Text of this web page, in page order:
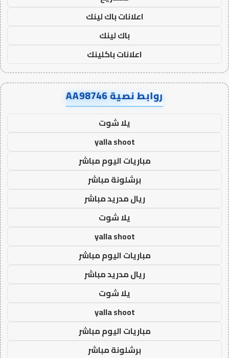
اعلانات باك لينك
باك لينك
اعلانات باكلينك
روابط نصية AA98746
يلا شوت
yalla shoot
مباريات اليوم مباشر
برشلونة مباشر
ريال مدريد مباشر
يلا شوت
yalla shoot
مباريات اليوم مباشر
ريال مدريد مباشر
يلا شوت
yalla shoot
مباريات اليوم مباشر
برشلونة مباشر